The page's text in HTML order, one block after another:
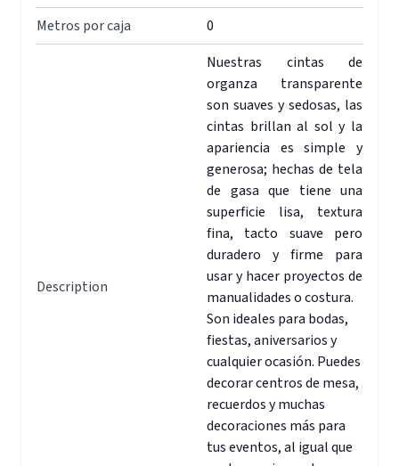
Metros por caja 0
Description
Nuestras cintas de
organza transparente
son suaves y sedosas, las
cintas brillan al sol y la
apariencia es simple y
generosa; hechas de tela
de gasa que tiene una
superficie lisa, textura
fina, tacto suave pero
duradero y firme para
usar y hacer proyectos de
manualidades o costura.
Son ideales para bodas,
fiestas, aniversarios y
cualquier ocasión. Puedes
decorar centros de mesa,
recuerdos y muchas
decoraciones más para
tus eventos, al igual que